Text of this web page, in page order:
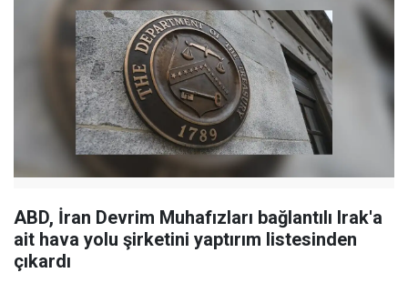
ABD, İran Devrim Muhafızları bağlantılı Irak'a
ait hava yolu şirketini yaptırım listesinden
çıkardı